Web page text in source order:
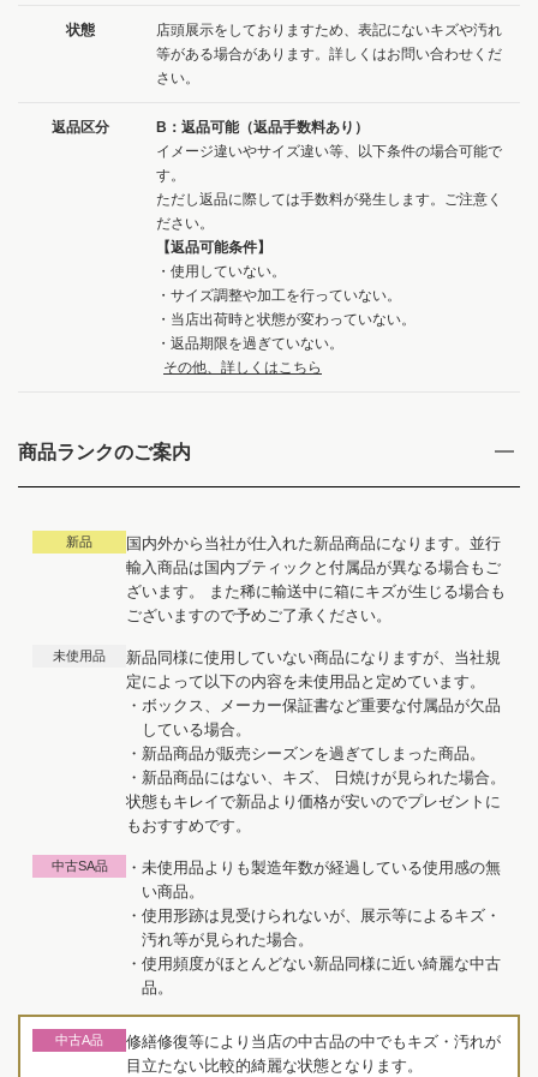
状態
店頭展示をしておりますため、表記にないキズや汚れ
等がある場合があります。詳しくはお問い合わせくだ
さい。
返品区分
B：返品可能（返品手数料あり）
イメージ違いやサイズ違い等、以下条件の場合可能で
す。
ただし返品に際しては手数料が発生します。ご注意く
ださい。
【返品可能条件】
・使用していない。
・サイズ調整や加工を行っていない。
・当店出荷時と状態が変わっていない。
・返品期限を過ぎていない。
その他、詳しくはこちら
商品ランクのご案内
新品
国内外から当社が仕入れた新品商品になります。並行
輸入商品は国内ブティックと付属品が異なる場合もご
ざいます。 また稀に輸送中に箱にキズが生じる場合も
ございますので予めご了承ください。
未使用品
新品同様に使用していない商品になりますが、当社規
定によって以下の内容を未使用品と定めています。
・ボックス、メーカー保証書など重要な付属品が欠品
している場合。
・新品商品が販売シーズンを過ぎてしまった商品。
・新品商品にはない、キズ、 日焼けが見られた場合。
状態もキレイで新品より価格が安いのでプレゼントに
もおすすめです。
中古SA品
・未使用品よりも製造年数が経過している使用感の無
い商品。
・使用形跡は見受けられないが、展示等によるキズ・
汚れ等が見られた場合。
・使用頻度がほとんどない新品同様に近い綺麗な中古
品。
中古A品
修繕修復等により当店の中古品の中でもキズ・汚れが
目立たない比較的綺麗な状態となります。